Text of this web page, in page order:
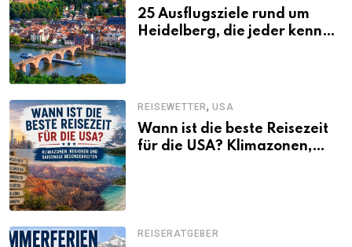
25 Ausflugsziele rund um
Heidelberg, die jeder kennen
REISEWETTER,USA
Wann ist die beste Reisezeit
für die USA? Klimazonen,
REISERATGEBER